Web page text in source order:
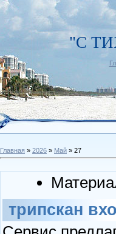
"С
Главная » 2026 » Май » 27
трипскан